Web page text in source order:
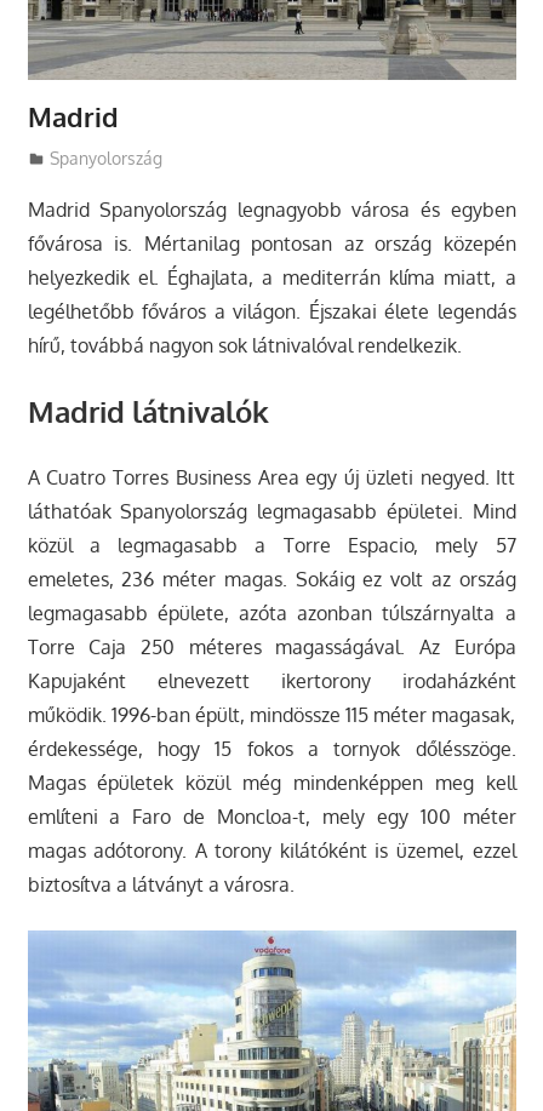
Madrid
Utazasok.org
Spanyolország
Madrid Spanyolország legnagyobb városa és egyben
fővárosa is. Mértanilag pontosan az ország közepén
helyezkedik el. Éghajlata, a mediterrán klíma miatt, a
legélhetőbb főváros a világon. Éjszakai élete legendás
hírű, továbbá nagyon sok látnivalóval rendelkezik.
Madrid látnivalók
A Cuatro Torres Business Area egy új üzleti negyed. Itt
láthatóak Spanyolország legmagasabb épületei. Mind
közül a legmagasabb a Torre Espacio, mely 57
emeletes, 236 méter magas. Sokáig ez volt az ország
legmagasabb épülete, azóta azonban túlszárnyalta a
Torre Caja 250 méteres magasságával. Az Európa
Kapujaként elnevezett ikertorony irodaházként
működik. 1996-ban épült, mindössze 115 méter magasak,
érdekessége, hogy 15 fokos a tornyok dőlésszöge.
Magas épületek közül még mindenképpen meg kell
említeni a Faro de Moncloa-t, mely egy 100 méter
magas adótorony. A torony kilátóként is üzemel, ezzel
biztosítva a látványt a városra.